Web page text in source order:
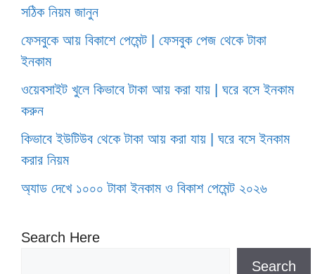
সঠিক নিয়ম জানুন
ফেসবুকে আয় বিকাশে পেমেন্ট | ফেসবুক পেজ থেকে টাকা
ইনকাম
ওয়েবসাইট খুলে কিভাবে টাকা আয় করা যায় | ঘরে বসে ইনকাম
করুন
কিভাবে ইউটিউব থেকে টাকা আয় করা যায় | ঘরে বসে ইনকাম
করার নিয়ম
অ্যাড দেখে ১০০০ টাকা ইনকাম ও বিকাশ পেমেন্ট ২০২৬
Search Here
Search